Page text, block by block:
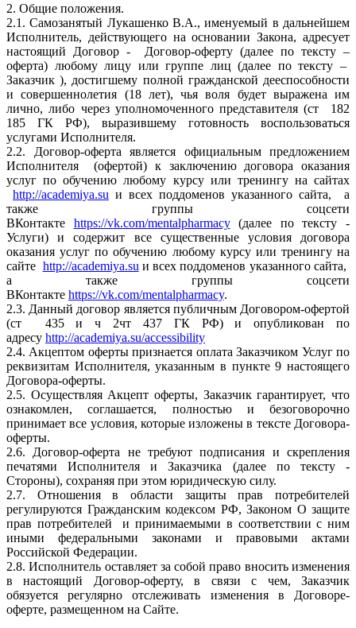
2. Общие положения.
2.1.Самозанятый Лукашенко В.А., именуемый в дальнейшем
Исполнитель, действующего на основании Закона, адресует
настоящий Договор - Договор-оферту (далее по тексту –
оферта) любому лицу или группе лиц (далее по тексту –
Заказчик ), достигшему полной гражданской дееспособности
и совершеннолетия (18 лет), чья воля будет выражена им
лично, либо через уполномоченного представителя (ст 182
185 ГК РФ), выразившему готовность воспользоваться
услугами Исполнителя.
2.2. Договор-оферта является официальным предложением
Исполнителя (офертой) к заключению договора оказания
услуг по обучению любому курсу или тренингу на сайтах
http://academiya.su и всех поддоменов указанного сайта, а
также группы соцсети
ВКонтакте https://vk.com/mentalpharmacy(далее по тексту -
Услуги) и содержит все существенные условия договора
оказания услуг по обучению любому курсу или тренингу на
сайте http://academiya.su и всех поддоменов указанного сайта,
а также группы соцсети
ВКонтакте https://vk.com/mentalpharmacy.
2.3. Данный договор является публичным Договором-офертой
(ст 435 и ч 2чт 437 ГК РФ) и опубликован по
адресу http://academiya.su/accessibility
2.4. Акцептом оферты признается оплата Заказчиком Услуг по
реквизитам Исполнителя, указанным в пункте 9 настоящего
Договора-оферты.
2.5. Осуществляя Акцепт оферты, Заказчик гарантирует, что
ознакомлен, соглашается, полностью и безоговорочно
принимает все условия, которые изложены в тексте Договора-
оферты.
2.6. Договор-оферта не требуют подписания и скрепления
печатями Исполнителя и Заказчика (далее по тексту -
Стороны), сохраняя при этом юридическую силу.
2.7. Отношения в области защиты прав потребителей
регулируются Гражданским кодексом РФ, Законом О защите
прав потребителей и принимаемыми в соответствии с ним
иными федеральными законами и правовыми актами
Российской Федерации.
2.8. Исполнитель оставляет за собой право вносить изменения
в настоящий Договор-оферту, в связи с чем, Заказчик
обязуется регулярно отслеживать изменения в Договоре-
оферте, размещенном на Сайте.